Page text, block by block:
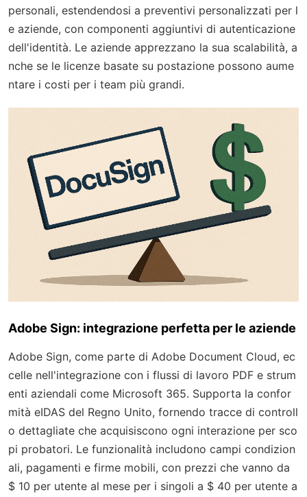
personali, estendendosi a preventivi personalizzati per l
e aziende, con componenti aggiuntivi di autenticazione
dell'identità. Le aziende apprezzano la sua scalabilità, a
nche se le licenze basate su postazione possono aume
ntare i costi per i team più grandi.
Adobe Sign: integrazione perfetta per le aziende
Adobe Sign, come parte di Adobe Document Cloud, ec
celle nell'integrazione con i flussi di lavoro PDF e strum
enti aziendali come Microsoft 365. Supporta la confor
mità eIDAS del Regno Unito, fornendo tracce di controll
o dettagliate che acquisiscono ogni interazione per sco
pi probatori. Le funzionalità includono campi condizion
ali, pagamenti e firme mobili, con prezzi che vanno da
$ 10 per utente al mese per i singoli a $ 40 per utente a